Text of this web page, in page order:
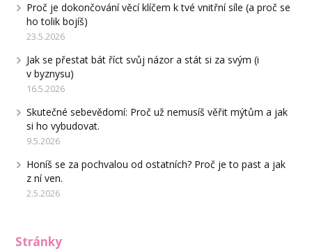
Proč je dokončování věcí klíčem k tvé vnitřní síle (a proč se
ho tolik bojíš)
23.5.2026
Jak se přestat bát říct svůj názor a stát si za svým (i
v byznysu)
16.5.2026
Skutečné sebevědomí: Proč už nemusíš věřit mýtům a jak
si ho vybudovat.
9.5.2026
Honíš se za pochvalou od ostatních? Proč je to past a jak
z ní ven.
2.5.2026
Stránky